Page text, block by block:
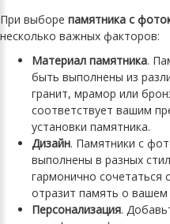
При выборе памятника с
несколько важных факторов:
Материал памятника.
быть выполнены из
гранит, мрамор или
соответствует вашим
установки памятника.
Дизайн. Памятники с
выполнены в разных
гармонично
отразит память о вашем
Персонализация.